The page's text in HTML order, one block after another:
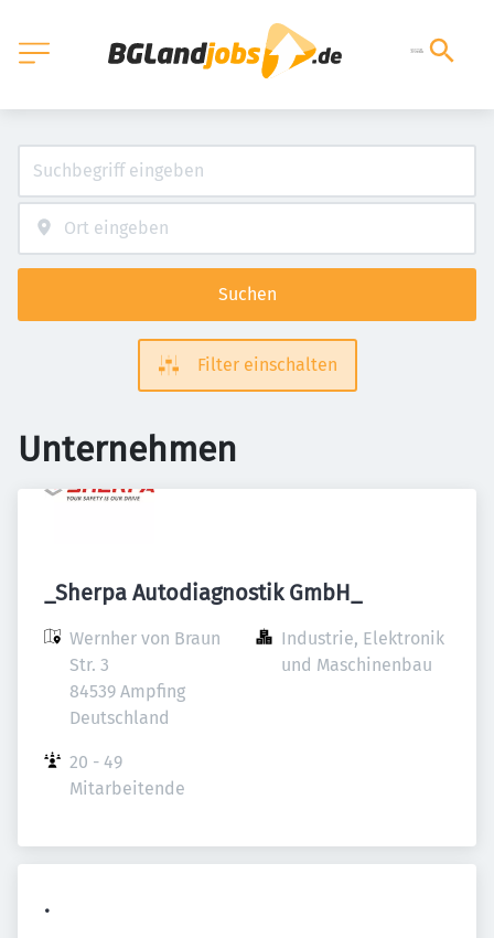
Suchen
Filter einschalten
Unternehmen
_Sherpa Autodiagnostik GmbH_
Wernher von Braun
Str. 3
84539 Ampfing
Deutschland
Industrie, Elektronik
und Maschinenbau
20 - 49
Mitarbeitende
.